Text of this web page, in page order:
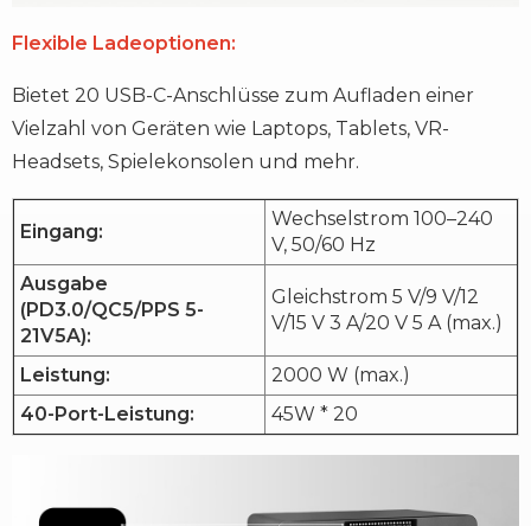
Flexible Ladeoptionen:
Bietet 20 USB-C-Anschlüsse zum Aufladen einer
Vielzahl von Geräten wie Laptops, Tablets, VR-
Headsets, Spielekonsolen und mehr.
Eingang:
Wechselstrom 100–240
V, 50/60 Hz
Ausgabe
(PD3.0/QC5/PPS 5-
21V5A):
Gleichstrom 5 V/9 V/12
V/15 V 3 A/20 V 5 A (max.)
Leistung:
2000 W (max.)
40-Port-Leistung:
45W * 20